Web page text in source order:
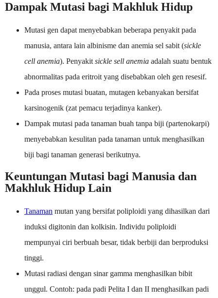
Dampak Mutasi bagi Makhluk Hidup
Mutasi gen dapat menyebabkan beberapa penyakit pada
manusia, antara lain albinisme dan anemia sel sabit (sickle
cell anemia). Penyakit sickle sell anemia adalah suatu bentuk
abnormalitas pada eritroit yang disebabkan oleh gen resesif.
Pada proses mutasi buatan, mutagen kebanyakan bersifat
karsinogenik (zat pemacu terjadinya kanker).
Dampak mutasi pada tanaman buah tanpa biji (partenokarpi)
menyebabkan kesulitan pada tanaman untuk menghasilkan
biji bagi tanaman generasi berikutnya.
Keuntungan Mutasi bagi Manusia dan
Makhluk Hidup Lain
Tanaman mutan yang bersifat poliploidi yang dihasilkan dari
induksi digitonin dan kolkisin. Individu poliploidi
mempunyai ciri berbuah besar, tidak berbiji dan berproduksi
tinggi.
Mutasi radiasi dengan sinar gamma menghasilkan bibit
unggul. Contoh: pada padi Pelita I dan II menghasilkan padi